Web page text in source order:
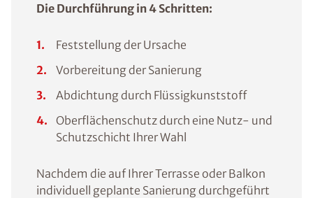
Die Durchführung in 4 Schritten:
Feststellung der Ursache
Vorbereitung der Sanierung
Abdichtung durch Flüssigkunststoff
Oberflächenschutz durch eine Nutz- und
Schutzschicht Ihrer Wahl
Nachdem die auf Ihrer Terrasse oder Balkon
individuell geplante Sanierung durchgeführt